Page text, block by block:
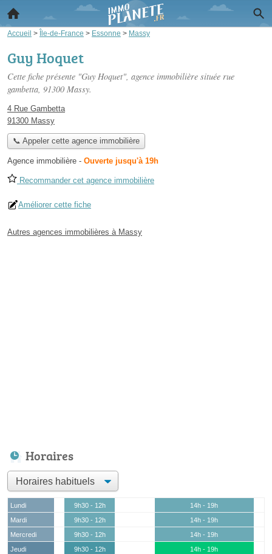
Accueil > Île-de-France > Essonne > Massy
Guy Hoquet
Cette fiche présente "Guy Hoquet", agence immobilière située rue
gambetta, 91300 Massy.
4 Rue Gambetta
91300 Massy
📞 Appeler cette agence immobilière
Agence immobilière - Ouverte jusqu'à 19h
Recommander cet agence immobilière
Améliorer cette fiche
Autres agences immobilières à Massy
Horaires
Lundi 9h30 - 12h
14h - 19h
Mardi
9h30 - 12h
14h - 19h
Mercredi
9h30 - 12h
14h - 19h
Jeudi
9h30 - 12h
14h - 19h